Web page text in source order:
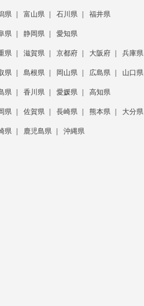
県 富山県 石川県 福井県
県 静岡県 愛知県
県 滋賀県 京都府 大阪府 兵庫県
県 島根県 岡山県 広島県 山口県
県 香川県 愛媛県 高知県
県 佐賀県 長崎県 熊本県 大分県
県 鹿児島県 沖縄県